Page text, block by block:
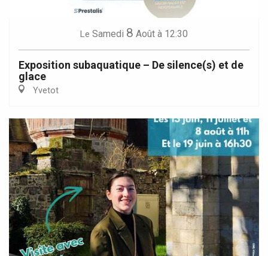
Le Samedi 8 Août à 12:30
Exposition subaquatique – De silence(s) et de
glace
Yvetot